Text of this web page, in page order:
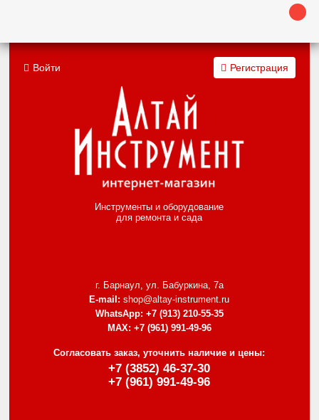
Инструменты и оборудование
для ремонта и сада
г. Барнаул, ул. Бабуркина, 7а
E-mail: shop@altay-instrument.ru
WhatsApp: +7 (913) 210-55-35
MAX: +7 (961) 991-49-96
Согласовать заказ, уточнить наличие и цены:
+7 (3852) 46-37-30
+7 (961) 991-49-96
Войти Регистрация